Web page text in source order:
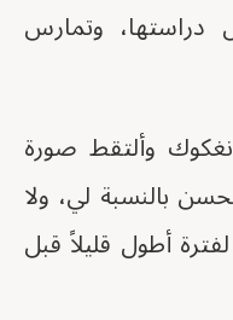
دراستها، وتمارس
وألتقط صورة
بالنسبة لي، ولا
أطول قليلاً قبل